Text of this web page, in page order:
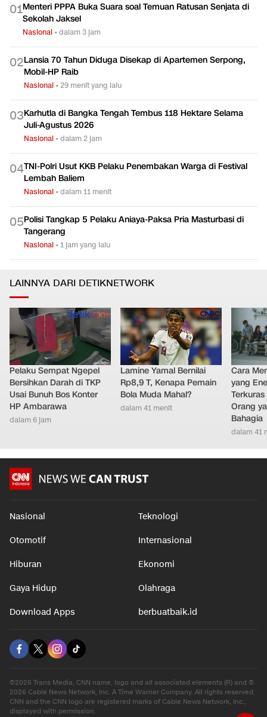
01Menteri PPPA Buka Suara soal Temuan Ratusan Senjata di
Sekolah Jaksel
Nasional •dalam 3 jam
02Lansia 70 Tahun Diduga Disekap di Apartemen Serpong,
Mobil-HP Raib
Nasional •29 menit yang lalu
03Karhutla di Bangka Tengah Tembus 118 Hektare Selama
Juli-Agustus 2026
Nasional •dalam 2 jam
04TNI-Polri Usut KKB Pelaku Penembakan Warga di Festival
Lembah Baliem
Nasional •dalam 11 menit
05Polisi Tangkap 5 Pelaku Aniaya-Paksa Pria Masturbasi di
Tangerang
Nasional •1 jam yang lalu
LAINNYA DARI DETIKNETWORK
Pelaku Sempat Ngepel
Bersihkan Darah di TKP
Usai Bunuh Bos Konter
HP Ambarawa
dalam 6 jam
Lamine Yamal Bernilai
Rp8,9 T, Kenapa Pemain
Bola Muda Mahal?
dalam 41 menit
Cara
yang
Orang
Bahagia
dalam 41
Nasional Teknologi
Otomotif Internasional
Hiburan Ekonomi
Gaya Hidup Olahraga
Download Apps berbuatbaik.id
©2026 Trans Media, CNN name, logo and all associated elements (R) and ©
2026 Cable News Network, Inc. A Time Warner Company. All rights reserved.
CNN and the CNN logo are registered marks of Cable News Network, Inc.,
displayed with permission.